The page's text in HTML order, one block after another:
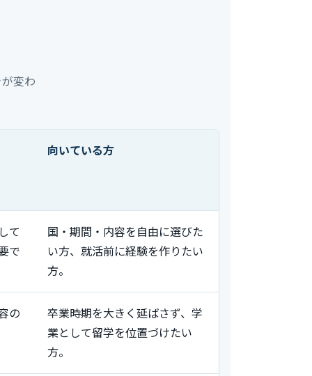
変わ
向いている方
て
で
国・期間・内容を自由に選びた
い方、就活前に経験を作りたい
方。
の
卒業時期を大きく延ばさず、学
業として留学を位置づけたい
方。